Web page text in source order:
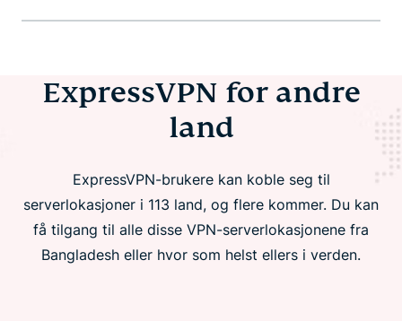
ExpressVPN for andre
land
ExpressVPN-brukere kan koble seg til
serverlokasjoner i 113 land, og flere kommer. Du kan
få tilgang til alle disse VPN-serverlokasjonene fra
Bangladesh eller hvor som helst ellers i verden.